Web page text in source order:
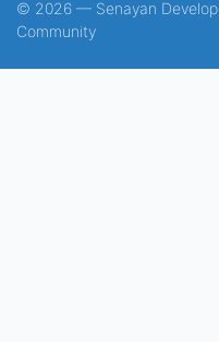
© 2026 — Senayan
Community